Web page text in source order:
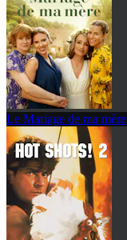
Le Mariage de ma mère